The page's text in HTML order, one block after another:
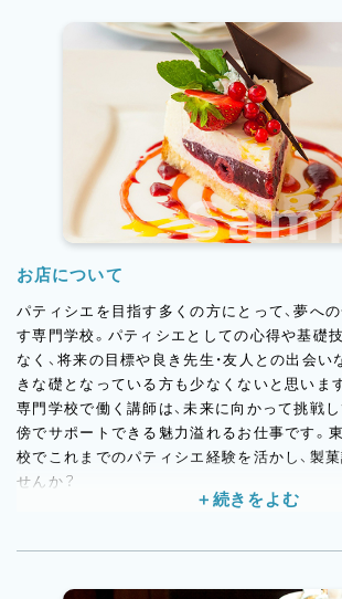
お店について
パティシエを目指す多くの方にとって、夢へ
す専門学校。パティシエとしての心得や基礎
なく、将来の目標や良き先生・友人との出会い
きな礎となっている方も少なくないと思います
専門学校で働く講師は、未来に向かって挑戦
傍でサポートできる魅力溢れるお仕事です。
校でこれまでのパティシエ経験を活かし、製
せんか？
り、アシスタント役として困っている学生の